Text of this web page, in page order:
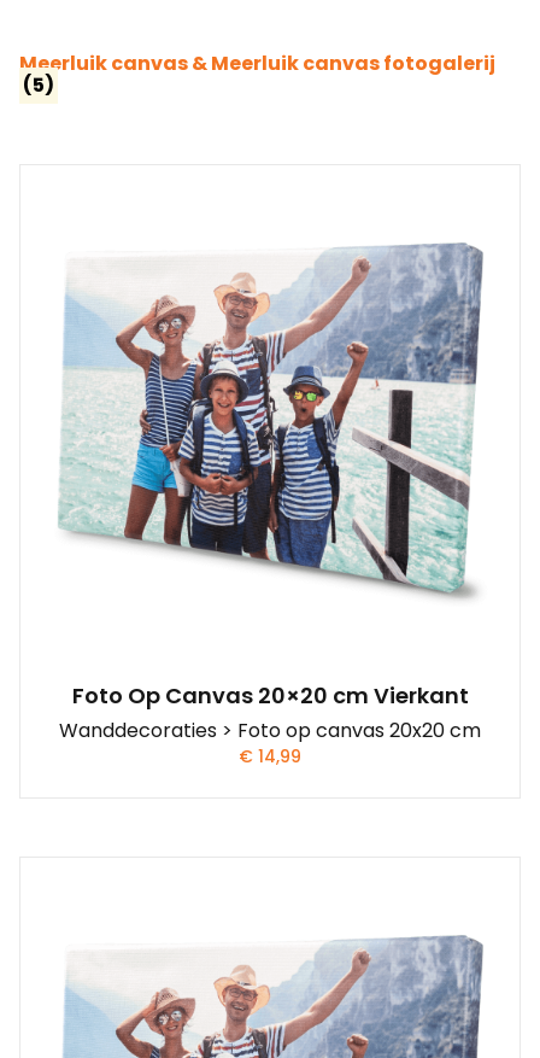
Meerluik canvas & Meerluik canvas fotogalerij
(5)
Foto Op Canvas 20×20 cm Vierkant
Wanddecoraties > Foto op canvas 20x20 cm
€ 14,99